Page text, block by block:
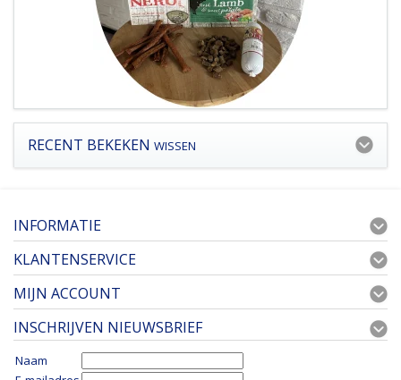
RECENT BEKEKEN WISSEN
INFORMATIE
KLANTENSERVICE
MIJN ACCOUNT
INSCHRIJVEN NIEUWSBRIEF
Naam